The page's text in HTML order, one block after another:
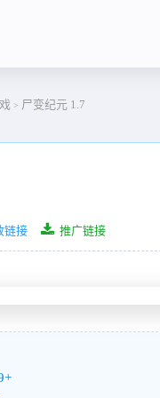
> 尸变纪元 1.7
链接 推广链接